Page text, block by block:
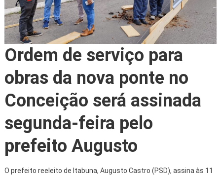
Ordem de serviço para
obras da nova ponte no
Conceição será assinada
segunda-feira pelo
prefeito Augusto
O prefeito reeleito de Itabuna, Augusto Castro (PSD), assina às 11